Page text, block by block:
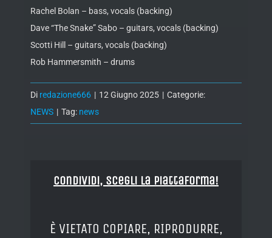
Rachel Bolan – bass, vocals (backing)
Dave “The Snake” Sabo – guitars, vocals (backing)
Scotti Hill – guitars, vocals (backing)
Rob Hammersmith – drums
Di redazione666 | 12 Giugno 2025 | Categorie:
NEWS | Tag: news
Condividi, Scegli la piattaforma!
È VIETATO COPIARE, RIPRODURRE,